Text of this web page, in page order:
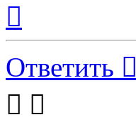
началу
Ответить